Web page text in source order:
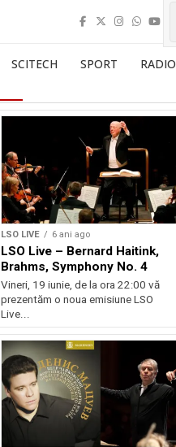
SCITECH SPORT RADIO
LSO LIVE 6 ani ago
LSO Live – Bernard Haitink,
Brahms, Symphony No. 4
Vineri, 19 iunie, de la ora 22:00 vă
prezentăm o noua emisiune LSO
Live...